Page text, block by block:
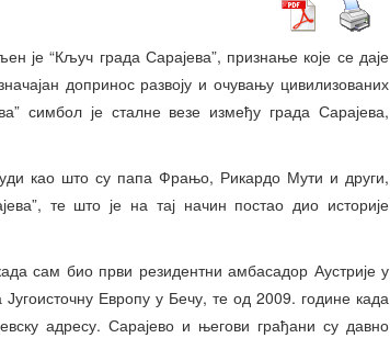
је “Кључ града Сарајева”, признање које се даје
допринос развоју и очувању цивилизованих
симбол је сталне везе између града Сарајева,
као што су папа Фрањо, Рикардо Мути и други,
те што је на тај начин постао дио историје
сам био први резидентни амбасадор Аустрије у
Европу у Бечу, те од 2009. године када
адресу. Сарајево и његови грађани су давно